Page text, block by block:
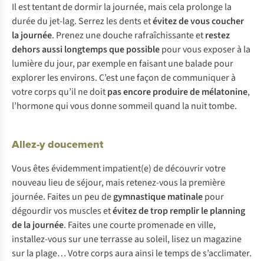
Il est tentant de dormir la journée, mais cela prolonge la
durée du jet-lag. Serrez les dents etévitez de vous coucher
la journée. Prenez une douche rafraîchissante etrestez
dehors aussi longtemps que possiblepour vous exposer à la
lumière du jour, par exemple en faisant une balade pour
explorer les environs. C’est une façon de communiquer à
votre corps qu’il ne doitpas encore produire de mélatonine,
l’hormone qui vous donne sommeil quand la nuit tombe.
Allez-y doucement
Vous êtes évidemment impatient(e) de découvrir votre
nouveau lieu de séjour, mais retenez-vous la première
journée. Faites un peu degymnastique matinalepour
dégourdir vos muscles etévitez de trop remplir le planning
de la journée. Faites une courte promenade en ville,
installez-vous sur une terrasse au soleil, lisez un magazine
sur la plage… Votre corps aura ainsi le temps de s’acclimater.